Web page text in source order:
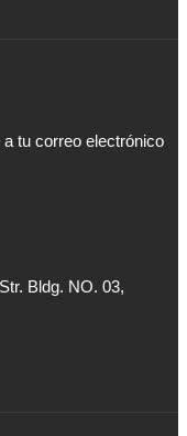
tu correo electrónico
Bldg. NO. 03,